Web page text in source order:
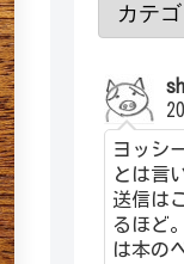
ヨッシ
とは言
送信は
るほど
は本の